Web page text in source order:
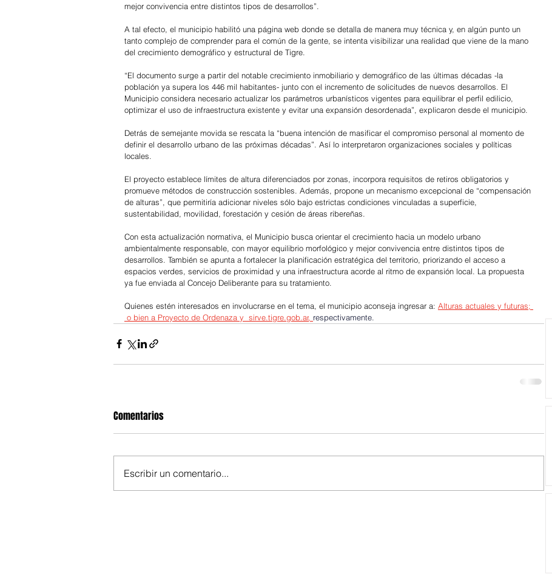
mejor convivencia entre distintos tipos de desarrollos”.
A tal efecto, el municipio habilitó una página web donde se detalla de manera muy técnica y, en algún punto un
tanto complejo de comprender para el común de la gente, se intenta visibilizar una realidad que viene de la mano
del crecimiento demográfico y estructural de Tigre.
“El documento surge a partir del notable crecimiento inmobiliario y demográfico de las últimas décadas -la
población ya supera los 446 mil habitantes- junto con el incremento de solicitudes de nuevos desarrollos. El
Municipio considera necesario actualizar los parámetros urbanísticos vigentes para equilibrar el perfil edilicio,
optimizar el uso de infraestructura existente y evitar una expansión desordenada”, explicaron desde el municipio.
Detrás de semejante movida se rescata la “buena intención de masificar el compromiso personal al momento de
definir el desarrollo urbano de las próximas décadas”. Así lo interpretaron organizaciones sociales y políticas
locales.
El proyecto establece límites de altura diferenciados por zonas, incorpora requisitos de retiros obligatorios y
promueve métodos de construcción sostenibles. Además, propone un mecanismo excepcional de “compensación
de alturas”, que permitiría adicionar niveles sólo bajo estrictas condiciones vinculadas a superficie,
sustentabilidad, movilidad, forestación y cesión de áreas ribereñas.
Con esta actualización normativa, el Municipio busca orientar el crecimiento hacia un modelo urbano
ambientalmente responsable, con mayor equilibrio morfológico y mejor convivencia entre distintos tipos de
desarrollos. También se apunta a fortalecer la planificación estratégica del territorio, priorizando el acceso a
espacios verdes, servicios de proximidad y una infraestructura acorde al ritmo de expansión local. La propuesta
ya fue enviada al Concejo Deliberante para su tratamiento.
Quienes estén interesados en involucrarse en el tema, el municipio aconseja ingresar a: Alturas actuales y futuras;
o bien a Proyecto de Ordenaza y sirve.tigre.gob.ar respectivamente.
Comentarios
Escribir un comentario...